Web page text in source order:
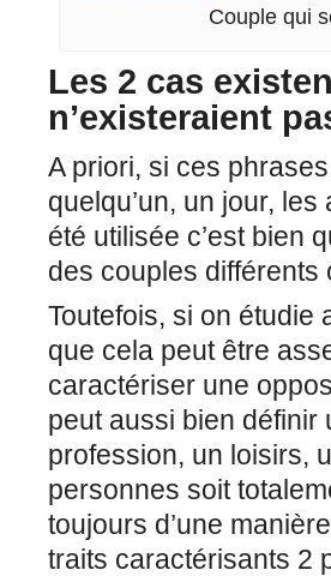
Couple qui
Les 2 cas
n’existeraient
A priori, si ces
quelqu’un, un jour,
été utilisée c’est bien
des couples différents
Toutefois, si on étudie
que cela peut être
caractériser une
peut aussi bien définir
profession, un loisirs,
personnes soit
toujours d’une
traits caractérisants 2